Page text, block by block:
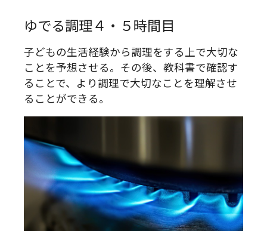
ゆでる調理４・５時間目
子どもの生活経験から調理をする上で大切な
ことを予想させる。その後、教科書で確認す
ることで、より調理で大切なことを理解させ
ることができる。